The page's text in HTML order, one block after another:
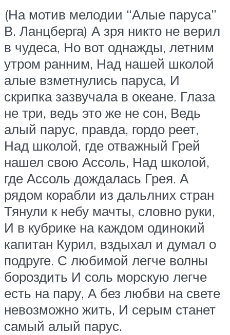
(На мотив мелодии “Алые паруса”
В. Ланцберга) А зря никто не верил
в чудеса, Но вот однажды, летним
утром ранним, Над нашей школой
алые взметнулись паруса, И
скрипка зазвучала в океане. Глаза
не три, ведь это же не сон, Ведь
алый парус, правда, гордо реет,
Над школой, где отважный Грей
нашел свою Ассоль, Над школой,
где Ассоль дождалась Грея. А
рядом корабли из дальлних стран
Тянули к небу мачты, словно руки,
И в кубрике на каждом одинокий
капитан Курил, вздыхал и думал о
подруге. С любимой легче волны
бороздить И соль морскую легче
есть на пару, А без любви на свете
невозможно жить, И серым станет
самый алый парус.